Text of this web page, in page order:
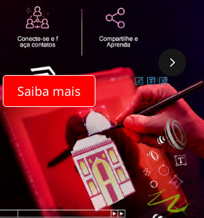
Saiba mais